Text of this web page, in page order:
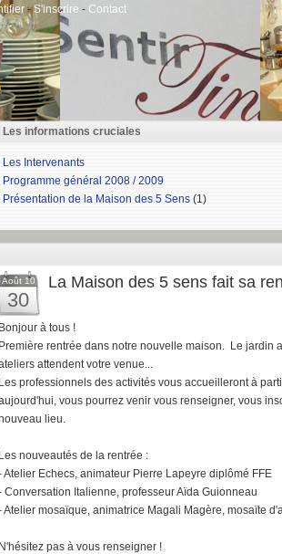
-S'inscrire - Contact
Les informations cruciales
Les Intervenants
Programme général 2008 / 2009
Présentation de la Maison des 5 Sens(1)
Août 10
30
La Maison des 5 sens fait sa
Bonjour à tous !
Première rentrée dans notre nouvelle maison. Le jardin
attendent votre venue...
Les professionnels des activités vous accueilleront à
vous pourrez venir vous renseigner, vous
lieu.
Les nouveautés de la rentrée :
Atelier Echecs, animateur Pierre Lapeyre diplômé FFE
Conversation Italienne, professeur Aïda Guionneau
Atelier mosaïque, animatrice Magali Magère, mosaïte
N'hésitez pas à vous renseigner !